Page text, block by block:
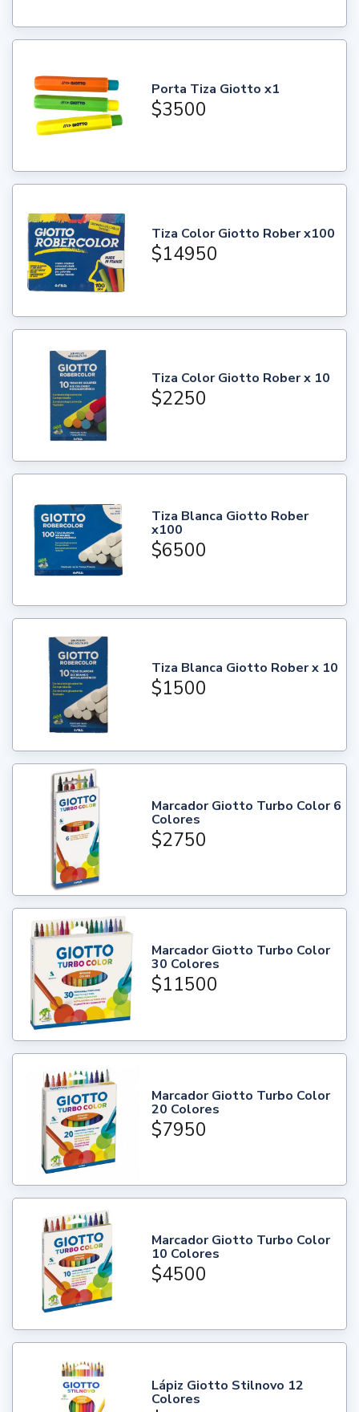
Porta Tiza Giotto x1
$3500
Tiza Color Giotto Rober x100
$14950
Tiza Color Giotto Rober x 10
$2250
Tiza Blanca Giotto Rober
x100
$6500
Tiza Blanca Giotto Rober x 10
$1500
Marcador Giotto Turbo Color 6
Colores
$2750
Marcador Giotto Turbo Color
30 Colores
$11500
Marcador Giotto Turbo Color
20 Colores
$7950
Marcador Giotto Turbo Color
10 Colores
$4500
Lápiz Giotto Stilnovo 12
Colores